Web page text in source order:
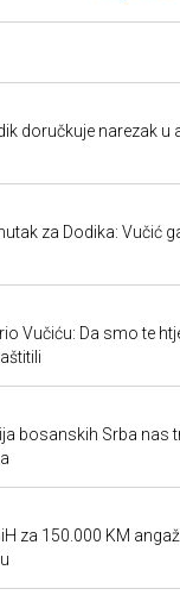
doručkuje narezak u
za Dodika: Vučić
Vučiću: Da smo te
bosanskih Srba nas
za 150.000 KM